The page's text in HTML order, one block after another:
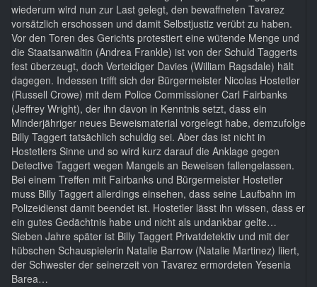
wiederum wird nun zur Last gelegt, den bewaffneten Tavarez
vorsätzlich erschossen und damit Selbstjustiz verübt zu haben.
Vor den Toren des Gerichts protestiert eine wütende Menge und
die Staatsanwältin (Andrea Frankle) ist von der Schuld Taggerts
fest überzeugt, doch Verteidiger Davies (William Ragsdale) hält
dagegen. Indessen trifft sich der Bürgermeister Nicolas Hostetler
(Russell Crowe) mit dem Police Commissioner Carl Fairbanks
(Jeffrey Wright), der ihn davon in Kenntnis setzt, dass ein
Minderjähriger neues Beweismaterial vorgelegt habe, demzufolge
Billy Taggert tatsächlich schuldig sei. Aber das ist nicht in
Hostetlers Sinne und so wird kurz darauf die Anklage gegen
Detective Taggert wegen Mangels an Beweisen fallengelassen.
Bei einem Treffen mit Fairbanks und Bürgermeister Hostetler
muss Billy Taggert allerdings einsehen, dass seine Laufbahn im
Polizeidienst damit beendet ist. Hostetler lässt ihn wissen, dass er
ein gutes Gedächtnis habe und nicht als undankbar gelte…
Sieben Jahre später ist Billy Taggert Privatdetektiv und mit der
hübschen Schauspielerin Natalie Barrow (Natalie Martinez) liiert,
der Schwester der seinerzeit von Tavarez ermordeten Yesenia
Barea…